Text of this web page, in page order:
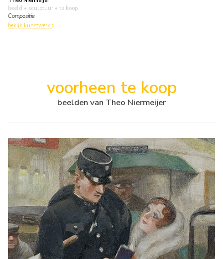
beeld • sculptuur • te koop
Compositie
bekijk kunstwerk
voorheen te koop
beelden van Theo Niermeijer